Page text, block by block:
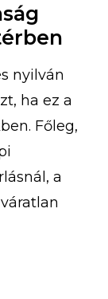
nyilván
ha ez a
Főleg,
a